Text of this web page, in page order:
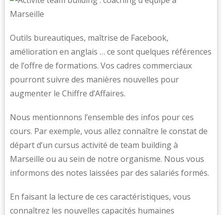
Outils bureautiques, maîtrise de Facebook,
amélioration en anglais … ce sont quelques références
de l’offre de formations. Vos cadres commerciaux
pourront suivre des manières nouvelles pour
augmenter le Chiffre d’Affaires.
Nous mentionnons l’ensemble des infos pour ces
cours. Par exemple, vous allez connaître le constat de
départ d’un cursus activité de team building à
Marseille ou au sein de notre organisme. Nous vous
informons des notes laissées par des salariés formés.
En faisant la lecture de ces caractéristiques, vous
connaîtrez les nouvelles capacités humaines